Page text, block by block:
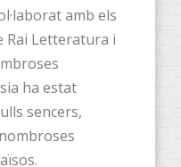
amb els
Rai Letteratura i
ha estat
sencers,